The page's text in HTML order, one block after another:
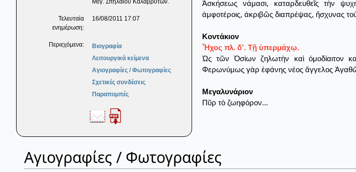
Μεγ. Σπηλαίου Καλαβρύτων.
Τελευταία
ενημέρωση:
16/08/2011 17:07
Περιεχόμενα:
Βιογραφία
Λειτουργικά κείμενα
Αγιογραφίες / Φωτογραφίες
Σχετικές συνδέσεις
Παραπομπές
Ἀσκήσεως νάμασι, καταρδευθεῖς τὴν
ἀμφοτέροις, ἀκριβῶς διαπρέψας, ἤσχυνας
Κοντάκιον
Ἦχος πλ. δ’. Τῇ ὑπερμάχῳ.
Ὡς τῶν Ὁσίων ζηλωτὴν καὶ ὁμοδίαιτον
Φερωνύμως γὰρ ἐφάνης νέος ἄγγελος
Μεγαλυνάριον
Πῦρ τὸ ζωηφόρον...
Αγιογραφίες / Φωτογραφίες